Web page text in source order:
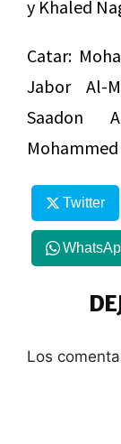
y Khaled
Catar:
Jabor Al-
Saadon
Twitter
Los